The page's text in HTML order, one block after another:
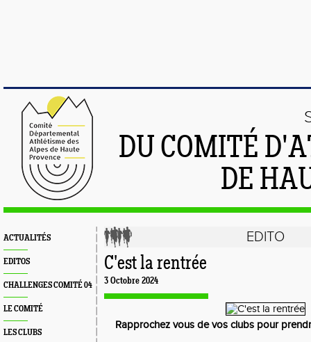
DU COMITÉ
DE
ACTUALITÉS
EDITOS
CHALLENGES COMITÉ 04
LE COMITÉ
LES CLUBS
EDITO
C'est la rentrée
3 Octobre 2024
Rapprochez vous de vos clubs pour